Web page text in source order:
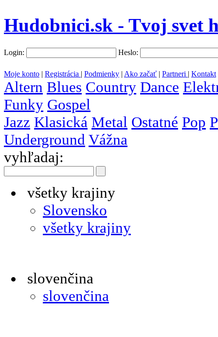
Hudobnici.sk - Tvoj svet
Login: Heslo:
Moje konto | Registrácia | Podmienky | Ako začať | Partneri | Kontakt
Altern Blues Country Dance
Funky Gospel
Jazz Klasická Metal Ostatné Pop
Underground Vážna
vyhľadaj:
všetky krajiny
Slovensko
všetky krajiny
slovenčina
slovenčina